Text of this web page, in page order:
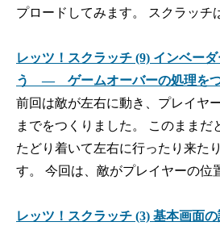
プロードしてみます。 スクラッ
レッツ！スクラッチ (9) インベー
う ― ゲームオーバーの処理をつ
前回は敵が左右に動き、プレイヤ
までをつくりました。 このままだ
たどり着いて左右に行ったり来た
す。 今回は、敵がプレイヤーの
レッツ！スクラッチ (3) 基本画面の